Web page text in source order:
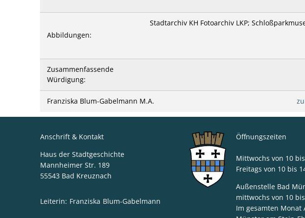
Abbildungen:
Stadtarchiv KH Fotoarchiv LKP;
Zusammenfassende
Würdigung:
Franziska Blum-Gabelmann M.A.
Anschrift & Kontakt
Haus der Stadtgeschichte
Mannheimer Str. 189
55543 Bad Kreuznach
Leiterin: Franziska Blum-Gabelmann Leiterin: Franziska Blum-Gabelmann
Öffnungszeiten
Mittwochs von 10
Freitags von 10 bis
Außenstelle Bad
mittwochs von 10
Im gesamten